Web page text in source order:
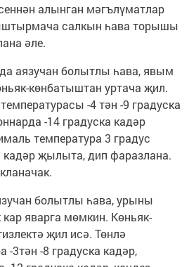
алынган мәгълүматлар
салкын һава торышы
әле.
аязучан болытлы һава, явым
көнбатыштан уртача җил.
-4 тән -9 градуска
-14 градуска кадәр
температура 3 градус
кадәр җылыта, дип фаразлана.
болытлы һава, урыны
яварга мөмкин. Көньяк-
җил исә. Төнлә
-3тән -8 градуска кадәр,